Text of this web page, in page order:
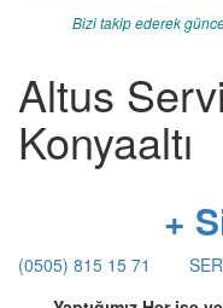
Bizi takip ederek
Altus
Konyaaltı
+
(0505) 815 15 71